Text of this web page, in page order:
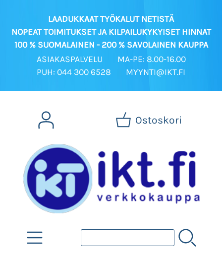
LAADUKKAAT TYÖKALUT NETISTÄ
NOPEAT TOIMITUKSET JA KILPAILUKYKYISET HINNAT
100 % SUOMALAINEN - 200 % SAVOLAINEN KAUPPA
ASIAKASPALVELU
MA-PE: 8.00-16.00
PUH: 044 300 6528
MYYNTI@IKT.FI
Ostoskori